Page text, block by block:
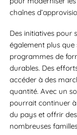
chaînes
Des initiatives pour
également plus que
programmes de
durables. Des
accéder à des
quantité. Avec un
pourrait continuer
du pays et offrir
nombreuses